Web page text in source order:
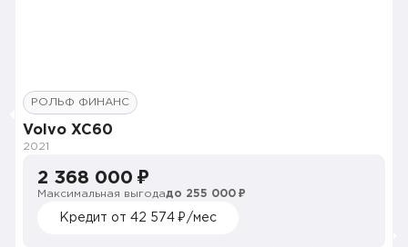
РОЛЬФ ФИНАНС
Volvo XC60
2021
2 368 000 ₽
Максимальная выгодадо 255 000 ₽
Кредит от 42 574 ₽/мес